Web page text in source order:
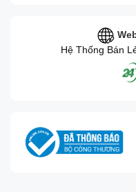
Hệ Thống Bán